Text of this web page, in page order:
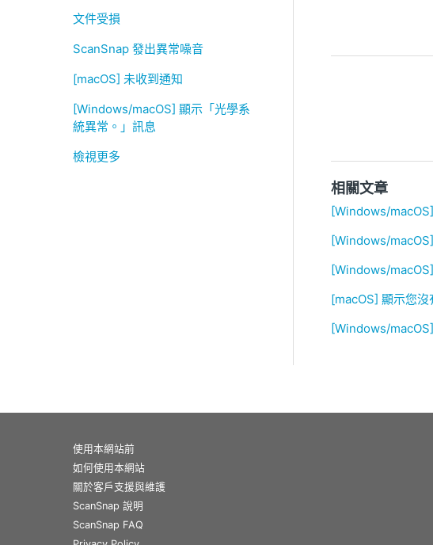
文件受損
ScanSnap 發出異常噪音
[macOS] 未收到通知
[Windows/macOS] 顯示「光學系
統異常。」訊息
檢視更多
相關文章
[Windows/
[Windows/
[Windows/
[macOS] 顯示您
[Windows/
使用本網站前
如何使用本網站
關於客戶支援與維護
ScanSnap 說明
ScanSnap FAQ